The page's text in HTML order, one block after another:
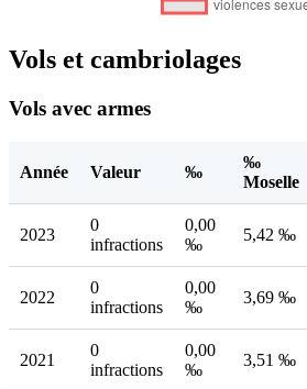
Vols et cambriolages
Vols avec armes
Année Valeur ‰
‰
Moselle
2023
0
infractions
0,00
‰
5,42 ‰
2022
0
infractions
0,00
‰
3,69 ‰
2021
0
infractions
0,00
‰
3,51 ‰